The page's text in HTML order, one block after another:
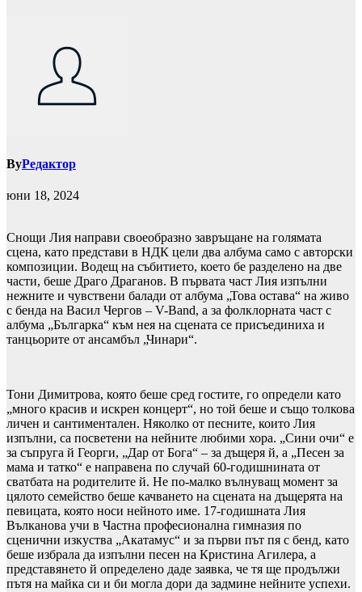
ByРедактор
юни 18, 2024
Снощи Лия направи своеобразно завръщане на голямата
сцена, като представи в НДК цели два албума само с авторски
композиции. Водещ на събитието, което бе разделено на две
части, беше Драго Драганов. В първата част Лия изпълни
нежните и чувствени балади от албума „Това остава“ на живо
с бенда на Васил Чергов – V-Band, a за фолклорната част с
албума „Българка“ към нея на сцената се присъединиха и
танцьорите от ансамбъл „Чинари“.
Тони Димитрова, която беше сред гостите, го определи като
„много красив и искрен концерт“, но той беше и също толкова
личен и сантиментален. Няколко от песните, които Лия
изпълни, са посветени на нейните любими хора. „Сини очи“ е
за съпруга й Георги, „Дар от Бога“ – за дъщеря й, а „Песен за
мама и татко“ е направена по случай 60-годишнината от
сватбата на родителите й. Не по-малко вълнуващ момент за
цялото семейство беше качването на сцената на дъщерята на
певицата, която носи нейното име. 17-годишната Лия
Вълканова учи в Частна професионална гимназия по
сценични изкуства „Акатамус“ и за първи път пя с бенд, като
беше избрала да изпълни песен на Кристина Агилера, а
представянето й определено даде заявка, че тя ще продължи
пътя на майка си и би могла дори да задмине нейните успехи.